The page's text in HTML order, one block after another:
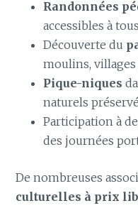
Randonnées
accessibles à
Découverte du
moulins,
Pique-niques
naturels
Participation à
des journées
De nombreuses
culturelles à prix